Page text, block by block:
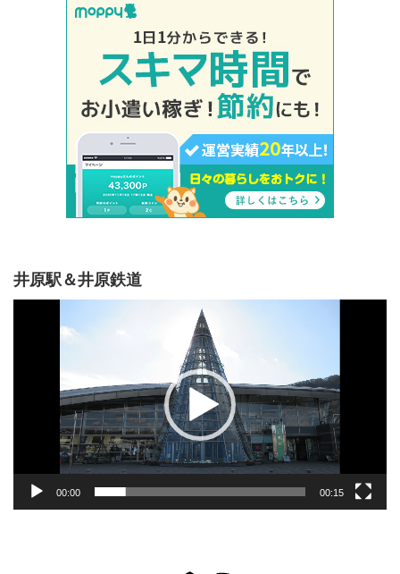
井原駅＆井原鉄道
00:00 00:15